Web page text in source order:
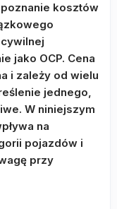
kosztów
jako OCP. Cena
i zależy od wielu
jednego,
W niniejszym
na
pojazdów i
przy